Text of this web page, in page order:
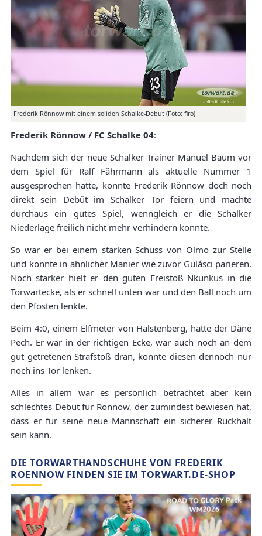
Frederik Rönnow mit einem soliden Schalke-Debut (Foto: firo)
Frederik Rönnow / FC Schalke 04:
Nachdem sich der neue Schalker Trainer Manuel Baum vor
dem Spiel für Ralf Fährmann als aktuelle Nummer 1
ausgesprochen hatte, konnte Frederik Rönnow doch noch
direkt sein Debüt im Schalker Tor feiern und machte
durchaus ein gutes Spiel, wenngleich er die Schalker
Niederlage freilich nicht mehr verhindern konnte.
So war er bei einem starken Schuss von Olmo zur Stelle
und konnte in ähnlicher Manier wie zuvor Gulásci parieren.
Noch stärker hielt er den guten Freistoß Nkunkus in die
Torwartecke, als er schnell unten war und den Ball noch um
den Pfosten lenkte.
Beim 4:0, einem Elfmeter von Halstenberg, hatte der Däne
Pech. Er war in der richtigen Ecke, war auch noch an dem
gut getretenen Strafstoß dran, konnte diesen dennoch nur
noch ins Tor lenken.
Alles in allem war es persönlich betrachtet aber kein
schlechtes Debüt für Rönnow, der zumindest bewiesen hat,
dass er für seine neue Mannschaft ein sicherer Rückhalt
sein kann.
DIE TORWARTHANDSCHUHE VON FREDERIK
ROENNOW FINDEN SIE IM TORWART.DE-SHOP